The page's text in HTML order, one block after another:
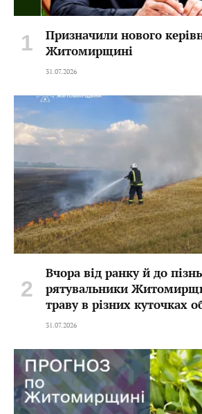
Призначили нового
Житомирщині
31.07.2026
Вчора від ранку й до
рятувальники
траву в різних куточках
31.07.2026